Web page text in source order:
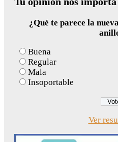
¿Qué te parece la
Buena
Regular
Mala
Insoportable
Ver